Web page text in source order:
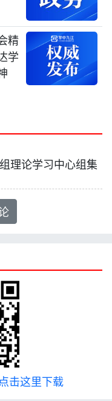
精
学
理论学习中心组集
点击这里下载